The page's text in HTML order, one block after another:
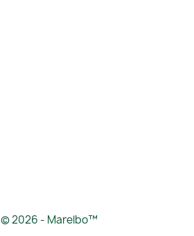
© 2026 - Marelbo™